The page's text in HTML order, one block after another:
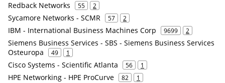
Redback Networks 55 2
Sycamore Networks - SCMR 57 2
IBM - International Business Machines Corp 9699 2
Siemens Business Services - SBS - Siemens Business Services
Osteuropa
49 1
Cisco Systems - Scientific Atlanta 56 1
HPE Networking - HPE ProCurve 82 1